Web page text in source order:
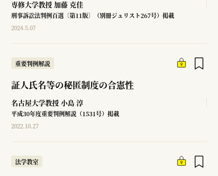
専修大学教授 加藤 克佳
刑事訴訟法判例百選〔第11版〕（別冊ジュリスト267号）掲載
2024.5.07
重要判例解説
証人氏名等の秘匿制度の合憲性
名古屋大学教授 小島 淳
平成30年度重要判例解説（1531号）掲載
2022.10.27
法学教室